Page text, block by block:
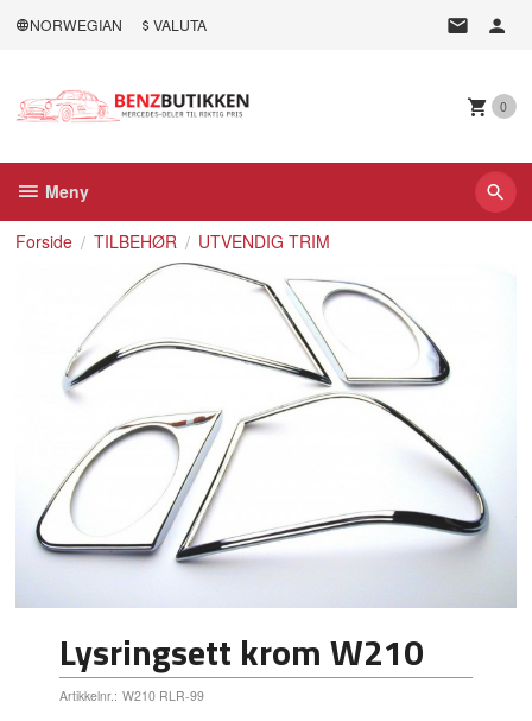
NORWEGIAN VALUTA
0
Meny
Forside TILBEHØR UTVENDIG TRIM
Lysringsett krom W210
Artikkelnr.: W210 RLR-99